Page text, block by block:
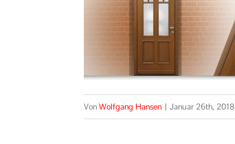
VonWolfgang Hansen | Januar 26th, 2018